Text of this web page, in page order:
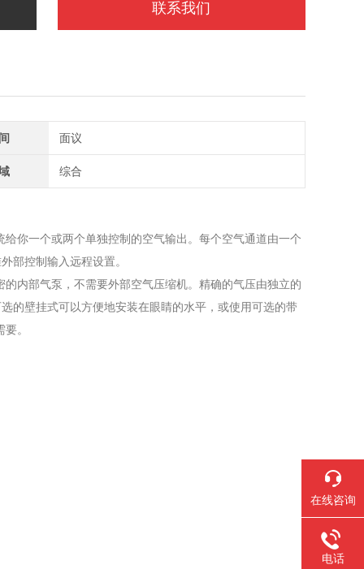
联系我们
面议
综合
你一个或两个单独控制的空气输出。每个空气通道由一个
部控制输入远程设置。
内部气泵，不需要外部空气压缩机。精确的气压由独立的
的壁挂式可以方便地安装在眼睛的水平，或使用可选的带
。
在线咨询
电话